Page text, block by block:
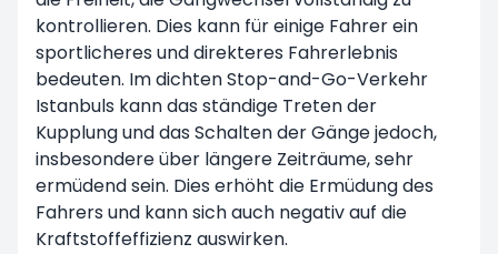
kontrollieren. Dies kann für einige Fahrer ein
sportlicheres und direkteres Fahrerlebnis
bedeuten. Im dichten Stop-and-Go-Verkehr
Istanbuls kann das ständige Treten der
Kupplung und das Schalten der Gänge jedoch,
insbesondere über längere Zeiträume, sehr
ermüdend sein. Dies erhöht die Ermüdung des
Fahrers und kann sich auch negativ auf die
Kraftstoffeffizienz auswirken.